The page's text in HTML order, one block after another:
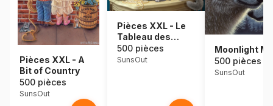
Pièces XXL - A
Bit of Country
500 pièces
SunsOut
Pièces XXL - Le
Tableau des
Chatons
500 pièces
SunsOut
Moonlight
500 pièces
SunsOut